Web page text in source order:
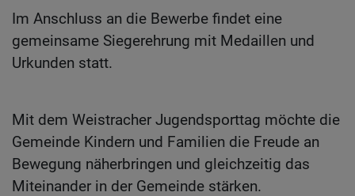
Im Anschluss an die Bewerbe findet eine
gemeinsame Siegerehrung mit Medaillen und
Urkunden statt.
Mit dem Weistracher Jugendsporttag möchte die
Gemeinde Kindern und Familien die Freude an
Bewegung näherbringen und gleichzeitig das
Miteinander in der Gemeinde stärken.